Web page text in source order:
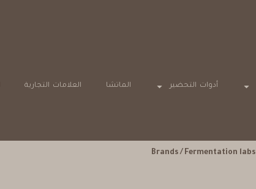
أدوات التحضير الماتشا العلامات التجارية
Brands/ Fermentation labs